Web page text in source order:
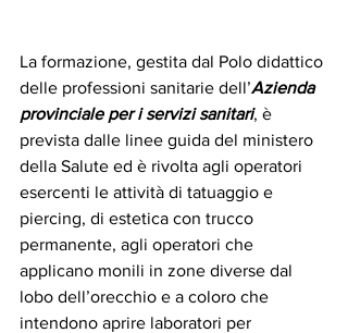
La formazione, gestita dal Polo didattico
delle professioni sanitarie dell’Azienda
provinciale per i servizi sanitari, è
prevista dalle linee guida del ministero
della Salute ed è rivolta agli operatori
esercenti le attività di tatuaggio e
piercing, di estetica con trucco
permanente, agli operatori che
applicano monili in zone diverse dal
lobo dell’orecchio e a coloro che
intendono aprire laboratori per